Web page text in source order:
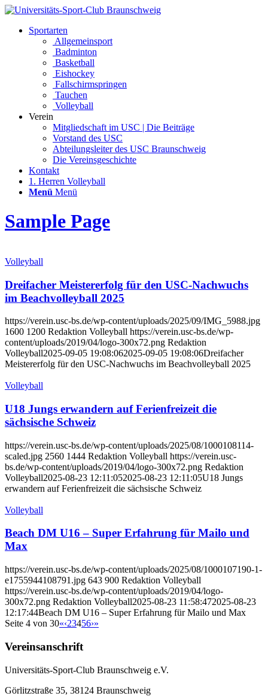
Sportarten
Allgemeinsport
Badminton
Basketball
Eishockey
Fallschirmspringen
Tauchen
Volleyball
Verein
Mitgliedschaft im USC | Die Beiträge
Vorstand des USC
Abteilungsleiter des USC Braunschweig
Die Vereinsgeschichte
Kontakt
1. Herren Volleyball
Menü Menü
Sample Page
Volleyball
Dreifacher Meistererfolg für den USC-Nachwuchs
im Beachvolleyball 2025
https://verein.usc-bs.de/wp-content/uploads/2025/09/IMG_5988.jpg
1600 1200 Redaktion Volleyball https://verein.usc-bs.de/wp-
content/uploads/2019/04/logo-300x72.png Redaktion
Volleyball2025-09-05 19:08:062025-09-05 19:08:06Dreifacher
Meistererfolg für den USC-Nachwuchs im Beachvolleyball 2025
Volleyball
U18 Jungs erwandern auf Ferienfreizeit die
sächsische Schweiz
https://verein.usc-bs.de/wp-content/uploads/2025/08/1000108114-
scaled.jpg 2560 1444 Redaktion Volleyball https://verein.usc-
bs.de/wp-content/uploads/2019/04/logo-300x72.png Redaktion
Volleyball2025-08-23 12:11:052025-08-23 12:11:05U18 Jungs
erwandern auf Ferienfreizeit die sächsische Schweiz
Volleyball
Beach DM U16 – Super Erfahrung für Mailo und
Max
https://verein.usc-bs.de/wp-content/uploads/2025/08/1000107190-1-
e1755944108791.jpg 643 900 Redaktion Volleyball
https://verein.usc-bs.de/wp-content/uploads/2019/04/logo-
300x72.png Redaktion Volleyball2025-08-23 11:58:472025-08-23
12:17:44Beach DM U16 – Super Erfahrung für Mailo und Max
Seite 4 von 30«‹23456›»
Vereinsanschrift
Universitäts-Sport-Club Braunschweig e.V.
Görlitzstraße 35, 38124 Braunschweig